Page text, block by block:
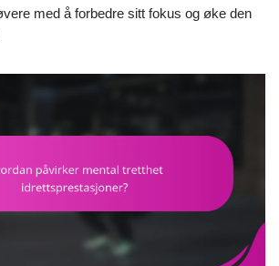
med å forbedre sitt fokus og øke den